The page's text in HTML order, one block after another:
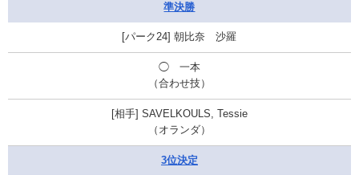
準決勝
朝比奈 沙羅
◯ 一本
（合わせ技）
SAVELKOULS, Tessie
（オランダ）
3位決定